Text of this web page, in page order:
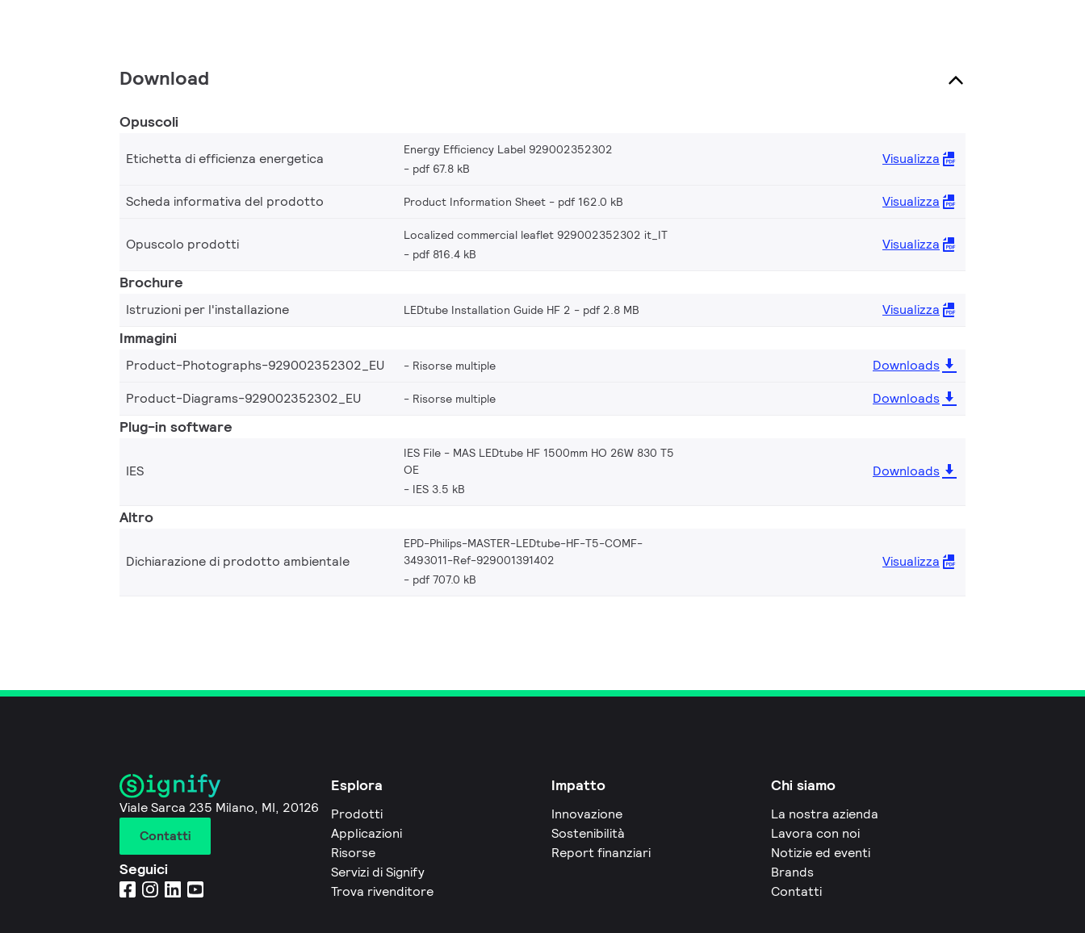
Download
Opuscoli
Etichetta di efficienza energetica
Energy Efficiency Label 929002352302
pdf 67.8 kB
Visualizza
Scheda informativa del prodotto Product Information Sheet pdf 162.0 kB Visualizza
Opuscolo prodotti
Localized commercial leaflet 929002352302 it_IT
pdf 816.4 kB
Visualizza
Brochure
Istruzioni per l'installazione LEDtube Installation Guide HF 2 pdf 2.8 MB Visualizza
Immagini
Product-Photographs-929002352302_EU Risorse multiple
Downloads
Product-Diagrams-929002352302_EU
Risorse multiple Downloads
Plug-in software
IES
IES File - MAS LEDtube HF 1500mm HO 26W 830 T5
OE
IES 3.5 kB
Downloads
Altro
Dichiarazione di prodotto ambientale
EPD-Philips-MASTER-LEDtube-HF-T5-COMF-
3493011-Ref-929001391402
pdf 707.0 kB
Visualizza
Viale Sarca 235 Milano, MI, 20126
Contatti
Seguici
Esplora
Prodotti
Applicazioni
Risorse
Servizi di Signify
Trova rivenditore
Impatto
Innovazione
Sostenibilità
Report finanziari
Chi siamo
La nostra azienda
Lavora con noi
Notizie ed eventi
Brands
Contatti